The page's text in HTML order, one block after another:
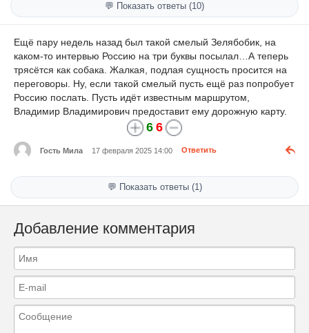
💬 Показать ответы (10)
Ещё пару недель назад был такой смелый Зелябобик, на
каком-то интервью Россию на три буквы посылал…А теперь
трясётся как собака. Жалкая, подлая сущность просится на
переговоры. Ну, если такой смелый пусть ещё раз попробует
Россию послать. Пусть идёт известным маршрутом,
Владимир Владимирович предоставит ему дорожную карту.
6 6
Гость Мила 17 февраля 2025 14:00 Ответить
💬 Показать ответы (1)
Добавление комментария